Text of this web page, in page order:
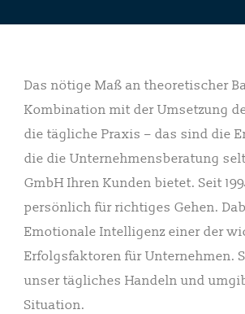
Das nötige Maß an theoretischer
Kombination mit der Umsetzung
die tägliche Praxis – das sind die
die die Unternehmensberatung
GmbH Ihren Kunden bietet. Seit
persönlich für richtiges Gehen.
Emotionale Intelligenz einer der
Erfolgsfaktoren für Unternehmen.
unser tägliches Handeln und
Situation.